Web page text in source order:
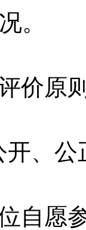
。
价原
开、
自愿